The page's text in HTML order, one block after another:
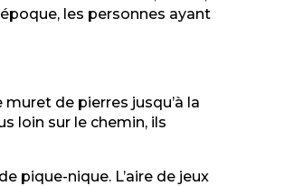
les personnes ayant
de pierres jusqu’à la
loin sur le chemin, ils
pique-nique. L’aire de jeux